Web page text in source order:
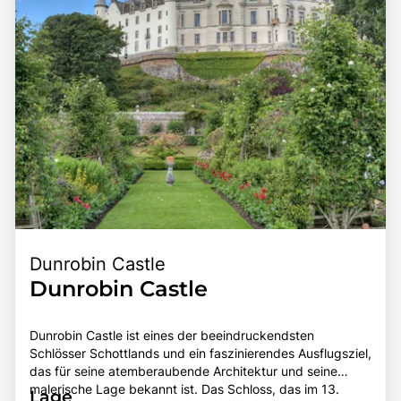
Naturliebhaber.
und den Reichtum der schottischen Landschaft
entdecken möchten.
Dunrobin Castle
Dunrobin Castle
Dunrobin Castle ist eines der beeindruckendsten
Schlösser Schottlands und ein faszinierendes Ausflugsziel,
das für seine atemberaubende Architektur und seine
malerische Lage bekannt ist. Das Schloss, das im 13.
Lage